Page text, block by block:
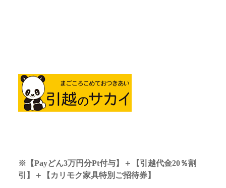
※ 【Payどん3万円分Pt付与】＋【引越代金20％割
引】＋【カリモク家具特別ご招待券】